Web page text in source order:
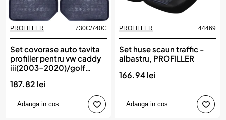
PROFILLER 730C/740C
Set covorase auto tavita
profiller pentru vw caddy
iii(2003-2020)/golf
vi(2008-2016)/jetta
a3(2003-2013) seat leon
ii(2005-2012)/toledo
187.82 lei
Adauga in cos
PROFILLER 44469
Set huse scaun traffic -
albastru, PROFILLER
166.94 lei
Adauga in cos